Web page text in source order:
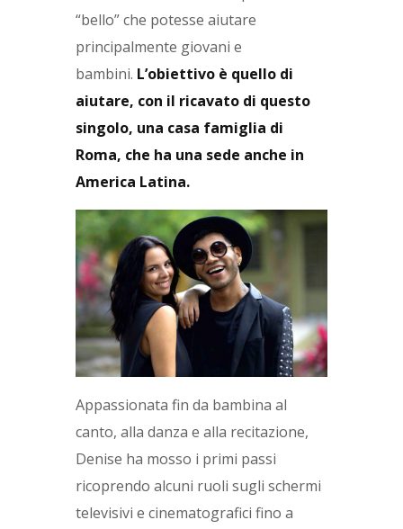
“bello” che potesse aiutare
principalmente giovani e
bambini. L’obiettivo è quello di
aiutare, con il ricavato di questo
singolo, una casa famiglia di
Roma, che ha una sede anche in
America Latina.
Appassionata fin da bambina al
canto, alla danza e alla recitazione,
Denise ha mosso i primi passi
ricoprendo alcuni ruoli sugli schermi
televisivi e cinematografici fino a